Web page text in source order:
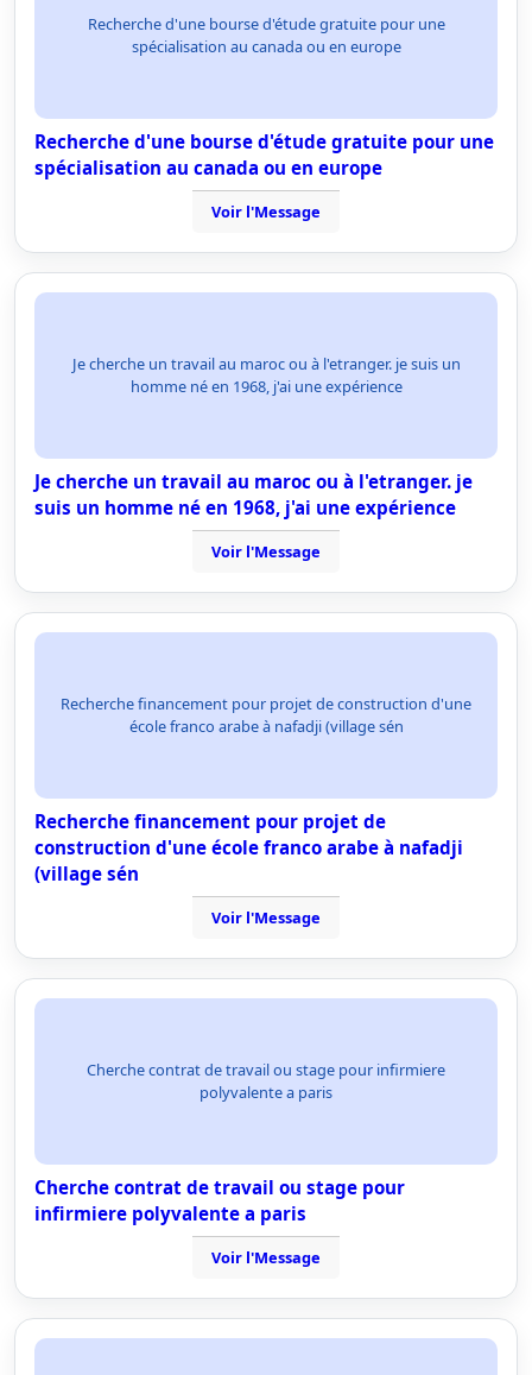
Recherche d'une bourse d'étude gratuite pour une
spécialisation au canada ou en europe
Recherche d'une bourse d'étude gratuite pour une
spécialisation au canada ou en europe
Voir l'Message
Je cherche un travail au maroc ou à l'etranger. je suis un
homme né en 1968, j'ai une expérience
Je cherche un travail au maroc ou à l'etranger. je
suis un homme né en 1968, j'ai une expérience
Voir l'Message
Recherche financement pour projet de construction d'une
école franco arabe à nafadji (village sén
Recherche financement pour projet de
construction d'une école franco arabe à nafadji
(village sén
Voir l'Message
Cherche contrat de travail ou stage pour infirmiere
polyvalente a paris
Cherche contrat de travail ou stage pour
infirmiere polyvalente a paris
Voir l'Message